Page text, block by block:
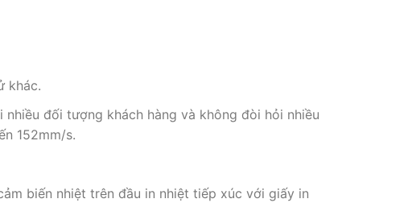
khác.
đối tượng khách hàng và không đòi hỏi nhiều
152mm/s.
biến nhiệt trên đầu in nhiệt tiếp xúc với giấy in